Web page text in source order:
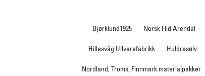
Bjørklund1925 Norsk Flid Arendal
Hillesvåg Ullvarefabrikk Huldresølv
Nordland, Troms, Finnmark materialpakker